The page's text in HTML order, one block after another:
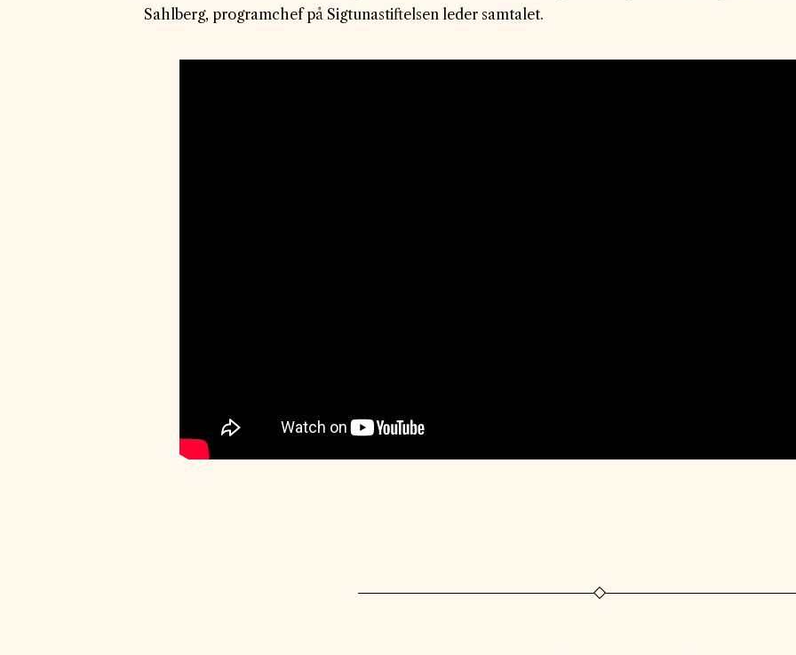
Sahlberg, programchef på Sigtunastiftelsen leder samtalet.